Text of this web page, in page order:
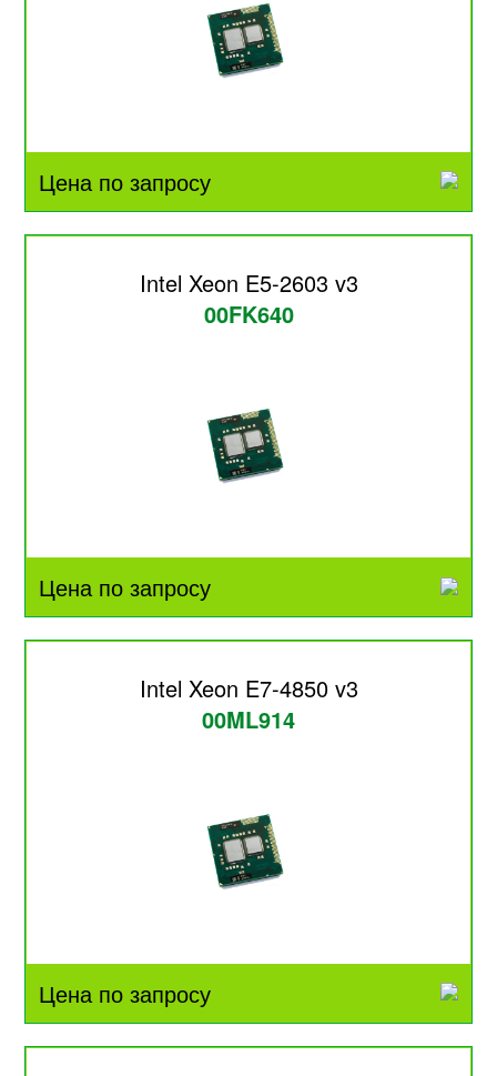
Цена по запросу
Intel Xeon E5-2603 v3
00FK640
Цена по запросу
Intel Xeon E7-4850 v3
00ML914
Цена по запросу